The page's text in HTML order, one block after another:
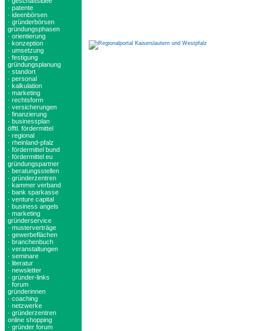
· patente
· ideenbörsen
· gründerbörsen
gründungsphasen
· orientierung
· konzeption
· umsetzung
· festigung
gründungsplanung
· standort
· personal
· kalkulation
· marketing
· rechtsform
· versicherungen
· finanzierung
· businessplan
öfftl. fördermittel
· regional
· rheinland-pfalz
· fördermittel bund
· fördermittel eu
gründungspartner
· beratungsstellen
· gründerzentren
· kammer verband
· bank sparkasse
· venture capital
· business angels
· marketing
gründerservice
· musterverträge
· gewerbeflächen
· branchenbuch
· veranstaltungen
· seminare
· literatur
· newsletter
· gründer-links
· forum
gründerinnen
· coaching
· netzwerke
· gründerzentren
online shopping
· gründer forum